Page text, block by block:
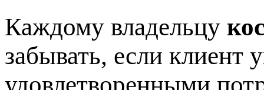
Каждому владельцу
забывать, если клиент
удовлетворенными